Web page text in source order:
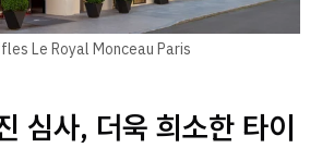
Le Royal Monceau Paris
심사, 더욱 희소한 타이